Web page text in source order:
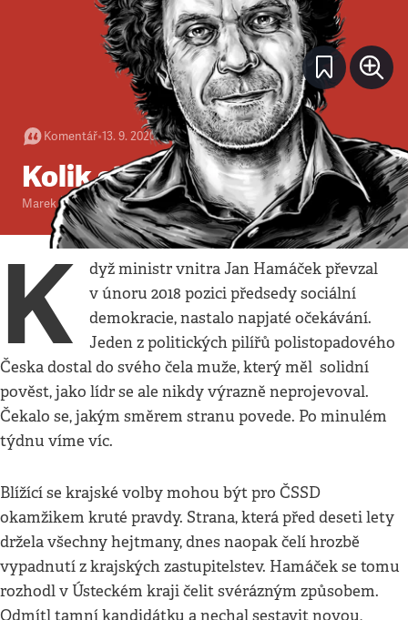
Komentář•13. 9. 2020•2minuty
Kolik stojí ČSSD
Marek Švehla
K
dyž ministr vnitra Jan Hamáček převzal
v únoru 2018 pozici předsedy sociální
demokracie, nastalo napjaté očekávání.
Jeden z politických pilířů polistopadového
Česka dostal do svého čela muže, který měl solidní
pověst, jako lídr se ale nikdy výrazně neprojevoval.
Čekalo se, jakým směrem stranu povede. Po minulém
týdnu víme víc.
Blížící se krajské volby mohou být pro ČSSD
okamžikem kruté pravdy. Strana, která před deseti lety
držela všechny hejtmany, dnes naopak čelí hrozbě
vypadnutí z krajských zastupitelstev. Hamáček se tomu
rozhodl v Ústeckém kraji čelit svérázným způsobem.
Odmítl tamní kandidátku a nechal sestavit novou,